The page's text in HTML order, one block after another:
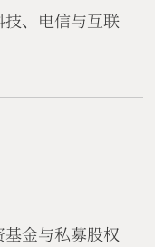
、电信与互联
金与私募股权